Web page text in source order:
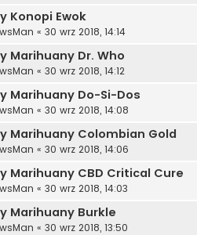
Konopi Ewok
« 30 wrz 2018, 14:14
Marihuany Dr. Who
« 30 wrz 2018, 14:12
Marihuany Do-Si-Dos
« 30 wrz 2018, 14:08
Marihuany Colombian Gold
« 30 wrz 2018, 14:06
Marihuany CBD Critical Cure
« 30 wrz 2018, 14:03
Marihuany Burkle
« 30 wrz 2018, 13:50